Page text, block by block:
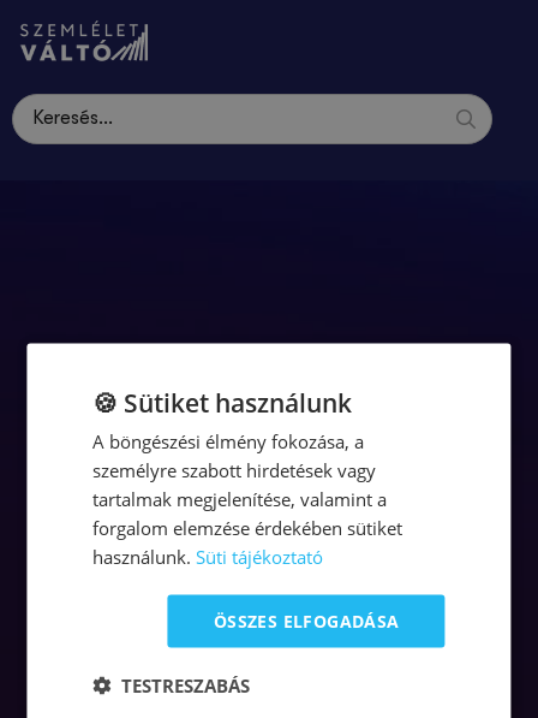
🍪 Sütiket használunk
A böngészési élmény fokozása, a
személyre szabott hirdetések vagy
tartalmak megjelenítése, valamint a
forgalom elemzése érdekében sütiket
használunk. Süti tájékoztató
ÖSSZES ELFOGADÁSA
TESTRESZABÁS